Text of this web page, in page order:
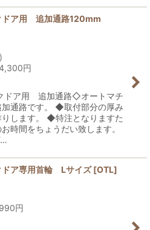
ドア用 追加通路120mm
)
円
ドア用 追加通路◇オートマチ
加通路です。 ◆取付部分の厚み
りします。 ◆特注となりますた
時間をちょうだい致します。
ドア専用首輪 Lサイズ [OTL]
990円